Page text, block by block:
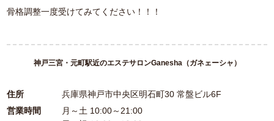
骨格調整一度受けてみてください！！！
神戸三宮・元町駅近のエステサロンGanesha（ガネェーシャ）
住所
兵庫県神戸市中央区明石町30 常盤ビル6F
営業時間
月～土 10:00～21:00